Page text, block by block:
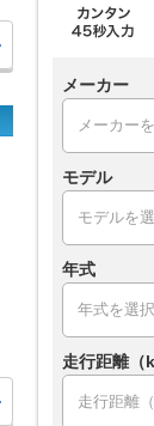
メーカー
モデル
年式
走行距離（